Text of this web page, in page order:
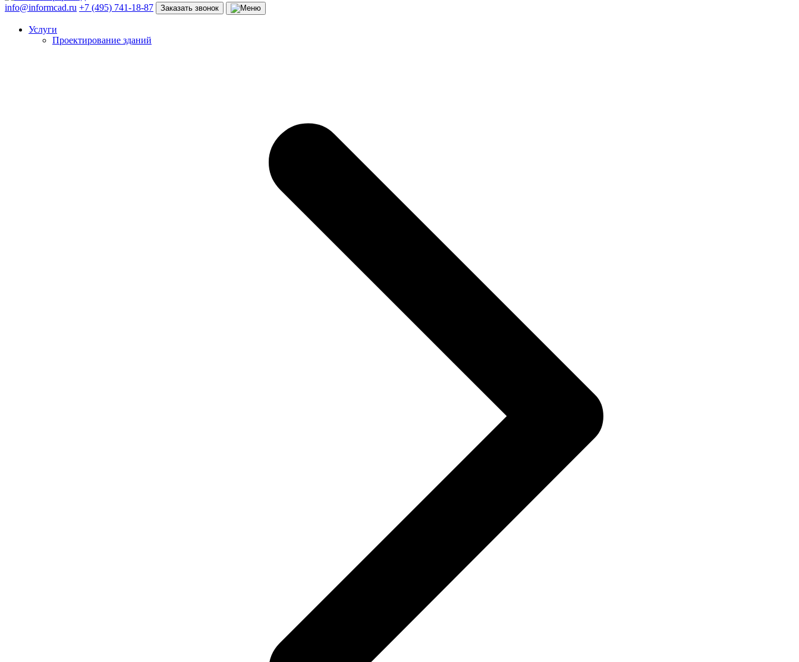
info@informcad.ru +7 (495) 741-18-87 Заказать звонок
Услуги
Проектирование зданий